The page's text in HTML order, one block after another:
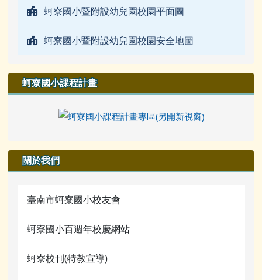
蚵寮國小暨附設幼兒園校園平面圖
蚵寮國小暨附設幼兒園校園安全地圖
蚵寮國小課程計畫
關於我們
臺南市蚵寮國小校友會
蚵寮國小百週年校慶網站
蚵寮校刊(特教宣導)